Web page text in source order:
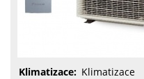
Klimatizace: Klimatizace